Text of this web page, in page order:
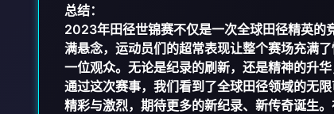
总结：
2023年田径世锦赛不仅是一次全球田径精英的
满悬念，运动员们的超常表现让整个赛场充满
一位观众。无论是纪录的刷新，还是精神的升
通过这次赛事，我们看到了全球田径领域的无
精彩与激烈，期待更多的新纪录、新传奇诞生